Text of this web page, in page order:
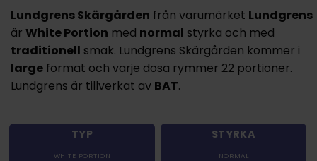
Lundgrens Skärgården från varumärket Lundgrens
är White Portion med normal styrka och med
traditionell smak. Lundgrens Skärgården kommer i
large format och varje dosa rymmer 22 portioner.
Lundgrens är tillverkat av BAT.
TYP
WHITE PORTION
STYRKA
NORMAL